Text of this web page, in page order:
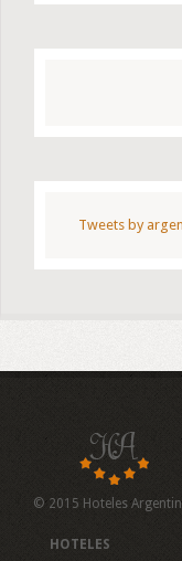
Tweets by
© 2015 Hoteles
HOTELES